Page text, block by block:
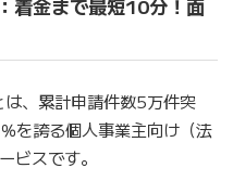
着金まで最短10分！面
は、累計申請件数5万件突
を誇る個人事業主向け（法
ビスです。